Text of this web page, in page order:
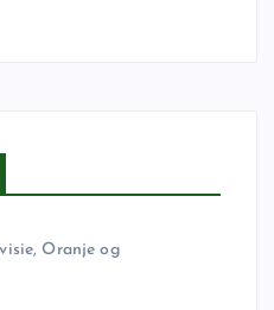
Oranje og